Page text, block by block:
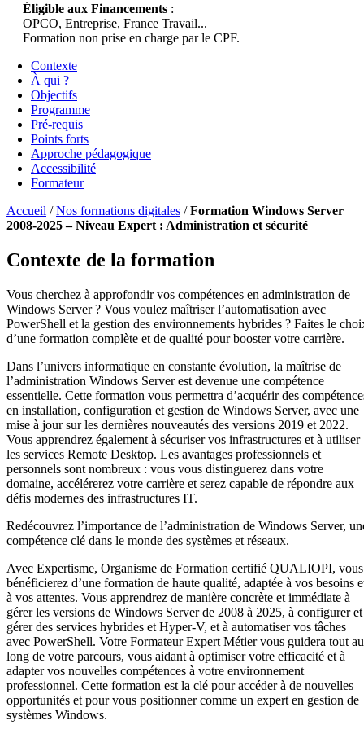
Éligible aux Financements :
OPCO, Entreprise, France Travail...
Formation non prise en charge par le CPF.
Contexte
À qui ?
Objectifs
Programme
Pré-requis
Points forts
Approche pédagogique
Accessibilité
Formateur
Accueil /Nos formations digitales /Formation Windows Server
2008-2025 – Niveau Expert : Administration et sécurité
Contexte de la formation
Vous cherchez à approfondir vos compétences en administration de
Windows Server ? Vous voulez maîtriser l’automatisation avec
PowerShell et la gestion des environnements hybrides ? Faites le
d’une formation complète et de qualité pour booster votre carrière.
Dans l’univers informatique en constante évolution, la maîtrise de
l’administration Windows Server est devenue une compétence
essentielle. Cette formation vous permettra d’acquérir des
en installation, configuration et gestion de Windows Server, avec une
mise à jour sur les dernières nouveautés des versions 2019 et 2022.
Vous apprendrez également à sécuriser vos infrastructures et à utiliser
les services Remote Desktop. Les avantages professionnels et
personnels sont nombreux : vous vous distinguerez dans votre
domaine, accélérerez votre carrière et serez capable de répondre aux
défis modernes des infrastructures IT.
Redécouvrez l’importance de l’administration de Windows Server,
compétence clé dans le monde des systèmes et réseaux.
Avec Expertisme, Organisme de Formation certifié QUALIOPI, vous
bénéficierez d’une formation de haute qualité, adaptée à vos besoins
à vos attentes. Vous apprendrez de manière concrète et immédiate à
gérer les versions de Windows Server de 2008 à 2025, à configurer et
gérer des services hybrides et Hyper-V, et à automatiser vos tâches
avec PowerShell. Votre Formateur Expert Métier vous guidera tout au
long de votre parcours, vous aidant à optimiser votre efficacité et à
adapter vos nouvelles compétences à votre environnement
professionnel. Cette formation est la clé pour accéder à de nouvelles
opportunités et pour vous positionner comme un expert en gestion de
systèmes Windows.